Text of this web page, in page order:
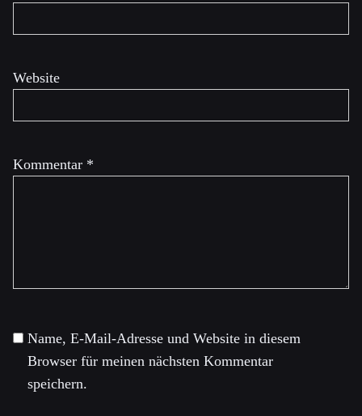
Kommentar *
Website
Name, E-Mail-Adresse und Website in diesem
Browser für meinen nächsten Kommentar
speichern.